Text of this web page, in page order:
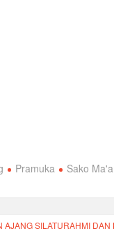
Pramuka Sako
SILATURAHMI